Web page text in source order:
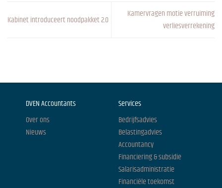
Kabinet introduceert noodpakket 2.0
Kamervragen motie verruiming
verliesverrekening
DVEN Accountants
Over ons
Nieuws
Services
Bedrijfsadvies
Belastingadvies
Accountancy
Financiering & subsidie
Salarisadministratie
Financiële toekomst